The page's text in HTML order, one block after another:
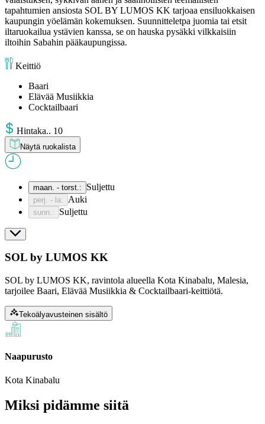
tapahtumien ansiosta SOL BY LUMOS KK tarjoaa ensiluokkaisen
kaupungin yöelämän kokemuksen. Suunnitteletpa juomia tai etsit
iltaruokailua ystävien kanssa, se on hauska pysäkki vilkkaisiin
iltoihin Sabahin pääkaupungissa.
Keittiö
Baari
Elävää Musiikkia
Cocktailbaari
Hintaka.. 10
Näytä ruokalista
maan. - torst. : Suljettu
perj. - la: Auki
sunn. : Suljettu
SOL by LUMOS KK
SOL by LUMOS KK, ravintola alueella Kota Kinabalu, Malesia,
tarjoilee Baari, Elävää Musiikkia & Cocktailbaari-keittiötä.
Tekoälyavusteinen sisältö
Naapurusto
Kota Kinabalu
Miksi pidämme siitä